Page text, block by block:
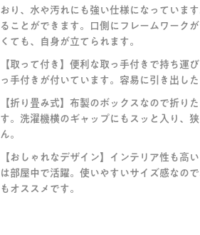
おり、水や汚れにも強い仕様になっていま
ることができます。口側にフレームワーク
くても、自身が立てられます。
【取って付き】便利な取っ手付きで持ち運
っ手付きが付いています。容易に引き出し
【折り畳み式】布製のボックスなので折り
す。洗濯機横のギャップにもスッと入り、
ん。
【おしゃれなデザイン】インテリア性も高
は部屋中で活躍。使いやすいサイズ感なの
もオススメです。